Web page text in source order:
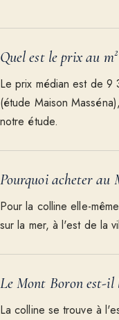
Quel est le prix au
Le prix médian est de 9
(étude Maison
notre étude.
Pourquoi acheter au
Pour la colline elle-
sur la mer, à l'est de la
Le Mont Boron est-il
La colline se trouve à